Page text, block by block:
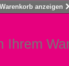
Warenkorb anzeigen
Ihrem